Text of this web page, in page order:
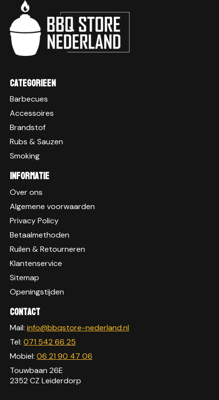
Categorieen
Barbecues
Accessoires
Brandstof
Rubs & Sauzen
Smoking
Informatie
Over ons
Algemene voorwaarden
Privacy Policy
Betaalmethoden
Ruilen & Retourneren
Klantenservice
Sitemap
Openingstijden
Contact
Mail: info@bbqstore-nederland.nl
Tel: 071 542 66 25
Mobiel: 06 21 90 47 06
Touwbaan 26E
2352 CZ Leiderdorp